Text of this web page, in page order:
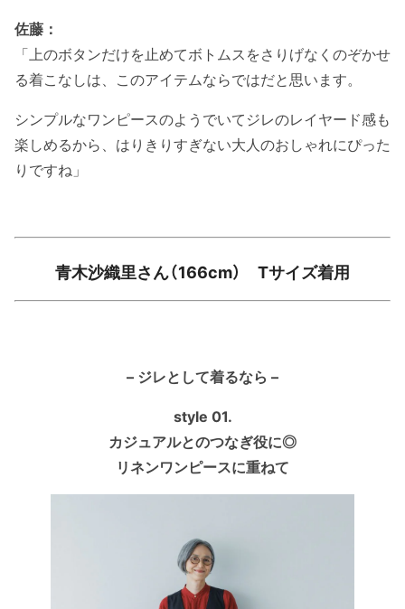
佐藤：
「上のボタンだけを止めてボトムスをさりげなくのぞかせ
る着こなしは、このアイテムならではだと思います。
シンプルなワンピースのようでいてジレのレイヤード感も
楽しめるから、はりきりすぎない大人のおしゃれにぴった
りですね」
青木沙織里さん（166cm） Tサイズ着用
– ジレとして着るなら –
style 01.
カジュアルとのつなぎ役に◎
リネンワンピースに重ねて